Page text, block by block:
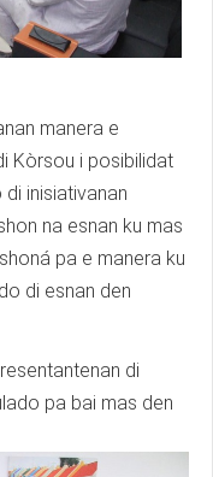
manera e
Kòrsou i posibilidat
inisiativanan
na esnan ku mas
pa e manera ku
di esnan den
di
pa bai mas den